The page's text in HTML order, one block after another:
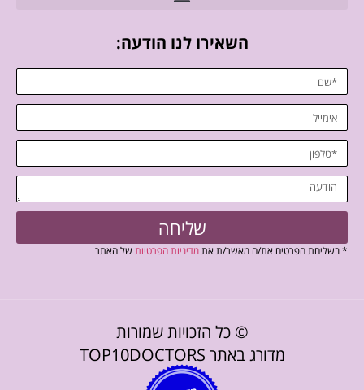
השאירו לנו הודעה:
שליחה
* בשליחת הפרטים את/ה מאשר/ת אתמדיניות הפרטיות של האתר
© כל הזכויות שמורות
מדורג באתר TOP10DOCTORS